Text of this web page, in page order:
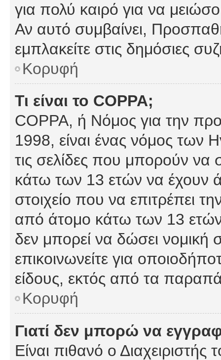
για πολύ καιρό για να
Αν αυτό συμβαίνει,
εμπλακείτε στις δημόσιες
Κορυφή
Τι είναι το COPPA;
COPPA, ή Νόμος για την
1998, είναι ένας νόμος των
τις σελίδες που μπορούν να
κάτω των 13 ετών να έχουν
στοιχείο που να επιτρέπει
από άτομο κάτω των 13
δεν μπορεί να δώσει νομική
επικοινωνείτε για
είδους, εκτός από τα
Κορυφή
Γιατί δεν μπορώ να
Είναι πιθανό ο